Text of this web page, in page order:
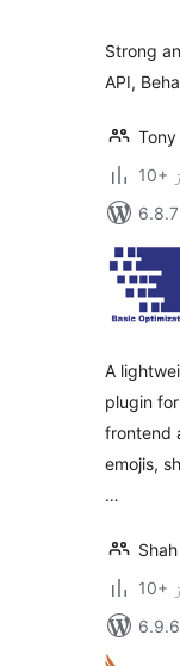
Strong
API,
A
plugin
frontend
emojis,
…